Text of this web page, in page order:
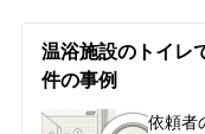
温浴施設のトイレ
件の事例
依頼者